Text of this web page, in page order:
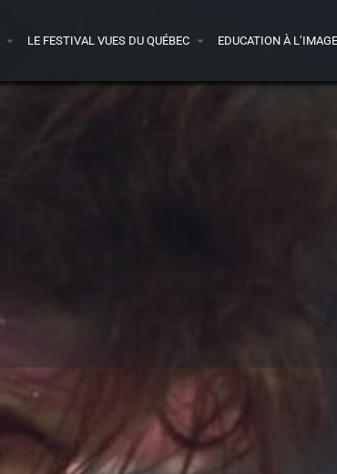
LE FESTIVAL VUES DU QUÉBEC EDUCATION À L’IMAGE